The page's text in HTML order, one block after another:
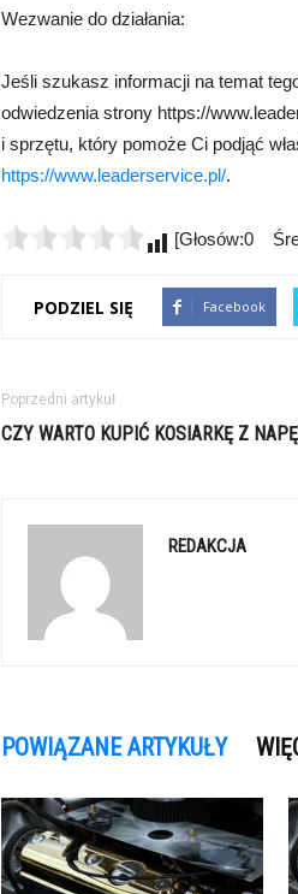
Wezwanie do działania:
Jeśli szukasz informacji na temat
odwiedzenia strony https://
i sprzętu, który pomoże Ci podjąć
https://www.leaderservice.pl/.
[Głosów:0
PODZIEL SIĘ Facebook
Poprzedni artykuł
CZY WARTO KUPIĆ KOSIARKĘ Z
REDAKCJA
POWIĄZANE ARTYKUŁY